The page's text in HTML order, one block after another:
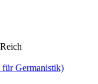
Germanistik)